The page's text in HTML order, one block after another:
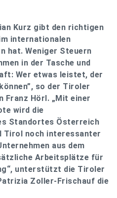
Kurz gibt den richtigen
internationalen
hat. Weniger Steuern
in der Tasche und
Wer etwas leistet, der
”, so der Tiroler
Franz Hörl. „Mit einer
wird die
Standortes Österreich
Tirol noch interessanter
aus dem
Arbeitsplätze für
unterstützt die Tiroler
Zoller-Frischauf die